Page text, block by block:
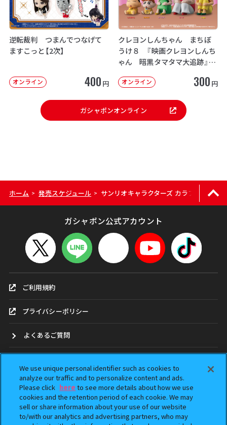
逆転裁判 つまんでつなげて
ますこっと【2次】
オンライン 400 円
クレヨンしんちゃん まちぼ
うけ８ 『映画クレヨンしんち
ゃん 暗黒タマタマ大追跡』【2
オンライン 300 円
ガシャポンオンライン
ホーム > 発売スケジュール > サンリオキャラクターズ カラフルカラビ
ガシャポン公式アカウント
ご利用規約
プライバシーポリシー
よくあるご質問
ガシャポンどこ？
アンケート
We use unique personal identifier such as cookies to
analyze our traffic and to personalize content and ads.
Please click here to see more details about how we use
cookies and the retention period of each cookie. We may
sell or share information about your use of our website
to/with our analytics and advertising partners, who may